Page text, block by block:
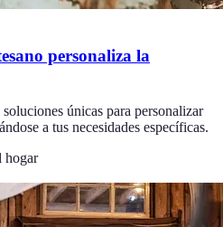
personaliza la
únicas para personalizar
a tus necesidades específicas.
hogar